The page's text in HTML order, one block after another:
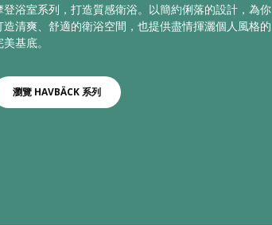
登浴室系列，打造質感衛浴​。以簡約俐落的設計，為你
造清爽、舒適的衛浴空間，也提供盡情揮灑個人風格的
美基底。
瀏覽 HAVBÄCK 系列